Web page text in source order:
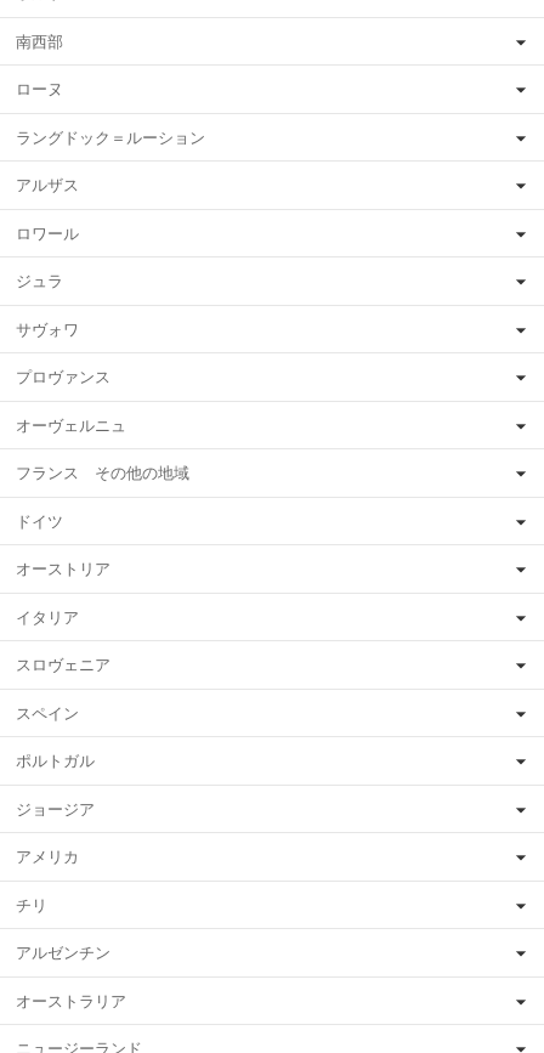
南西部
ローヌ
ラングドック＝ルーション
アルザス
ロワール
ジュラ
サヴォワ
プロヴァンス
オーヴェルニュ
フランス その他の地域
ドイツ
オーストリア
イタリア
スロヴェニア
スペイン
ポルトガル
ジョージア
アメリカ
チリ
アルゼンチン
オーストラリア
ニュージーランド